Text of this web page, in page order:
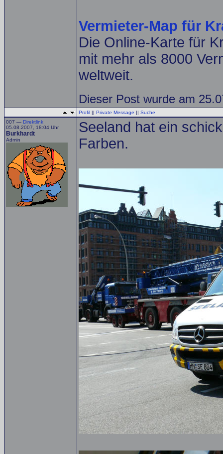
Vermieter-Map für
Die Online-Karte für
mit mehr als 8000
weltweit.
Dieser Post wurde am
Profil || Private Message || Suche
007 — Direktlink
05.08.2007, 18:04 Uhr
Burkhardt
Admin
Seeland hat ein
Farben.